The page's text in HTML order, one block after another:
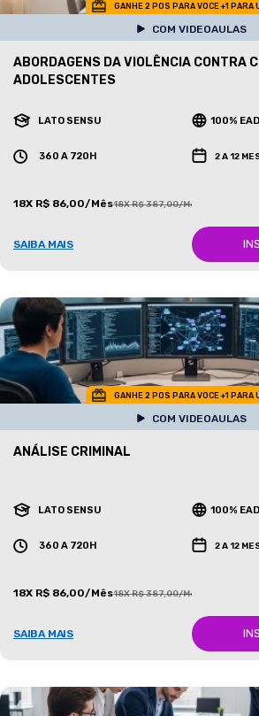
GANHE 2 POS PARA VOCE +1 PARA
COM VIDEOAULAS
ABORDAGENS DA VIOLÊNCIA CONTRA
ADOLESCENTES
LATO SENSU 100% EAD
360 A 720H 2 A 12
18X R$ 86,00/Mês18X R$ 387,00/Mês
SAIBA MAIS
GANHE 2 POS PARA VOCE +1 PARA
COM VIDEOAULAS
ANÁLISE CRIMINAL
LATO SENSU 100% EAD
360 A 720H 2 A 12
18X R$ 86,00/Mês18X R$ 387,00/Mês
SAIBA MAIS